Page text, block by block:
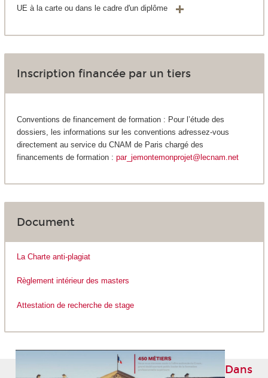
UE à la carte ou dans le cadre d'un diplôme
Inscription financée par un tiers
Conventions de financement de formation : Pour l’étude des
dossiers, les informations sur les conventions adressez-vous
directement au service du CNAM de Paris chargé des
financements de formation : par_jemontemonprojet@lecnam.net
Document
La Charte anti-plagiat
Règlement intérieur des masters
Attestation de recherche de stage
Dans